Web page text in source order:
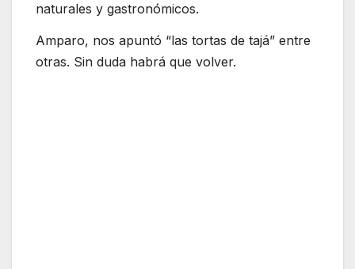
naturales y gastronómicos.
Amparo, nos apuntó “las tortas de tajá” entre
otras. Sin duda habrá que volver.